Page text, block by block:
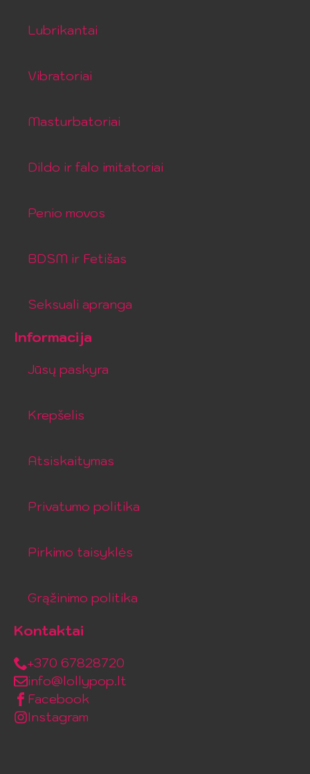
Lubrikantai
Vibratoriai
Masturbatoriai
Dildo ir falo imitatoriai
Penio movos
BDSM ir Fetišas
Seksuali apranga
Informacija
Jūsų paskyra
Krepšelis
Atsiskaitymas
Privatumo politika
Pirkimo taisyklės
Grąžinimo politika
Kontaktai
+370 67828720
info@lollypop.lt
Facebook
Instagram